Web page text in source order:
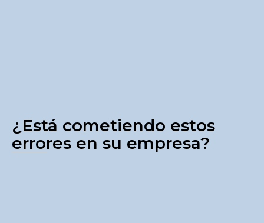
¿Está cometiendo estos
errores en su empresa?